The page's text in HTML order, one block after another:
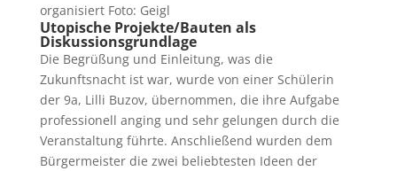
organisiert Foto: Geigl
Utopische Projekte/Bauten als
Diskussionsgrundlage
Die Begrüßung und Einleitung, was die
Zukunftsnacht ist war, wurde von einer Schülerin
der 9a, Lilli Buzov, übernommen, die ihre Aufgabe
professionell anging und sehr gelungen durch die
Veranstaltung führte. Anschließend wurden dem
Bürgermeister die zwei beliebtesten Ideen der